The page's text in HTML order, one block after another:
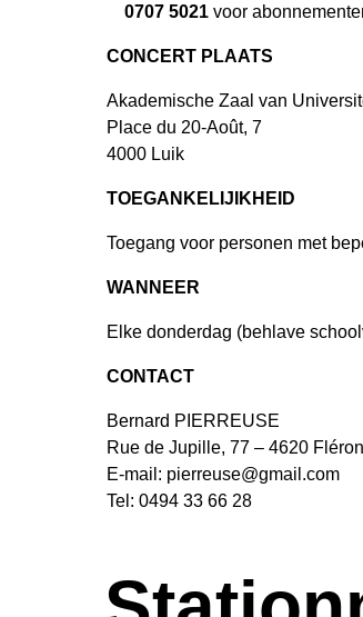
0707 5021 voor
CONCERT PLAATS
Akademische Zaal van
Place du 20-Août, 7
4000 Luik
TOEGANKELIJIKHEID
Toegang voor personen met
WANNEER
Elke donderdag (behlave
CONTACT
Bernard PIERREUSE
Rue de Jupille, 77 – 4620 Fléron
E-mail: pierreuse@gmail.com
Tel: 0494 33 66 28